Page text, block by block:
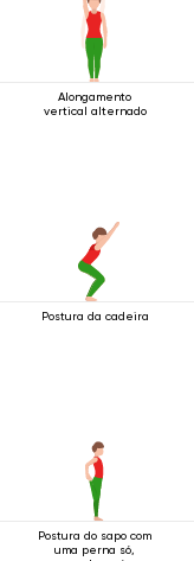
Alongamento
vertical alternado
Postura da cadeira
Postura do sapo com
uma perna só,